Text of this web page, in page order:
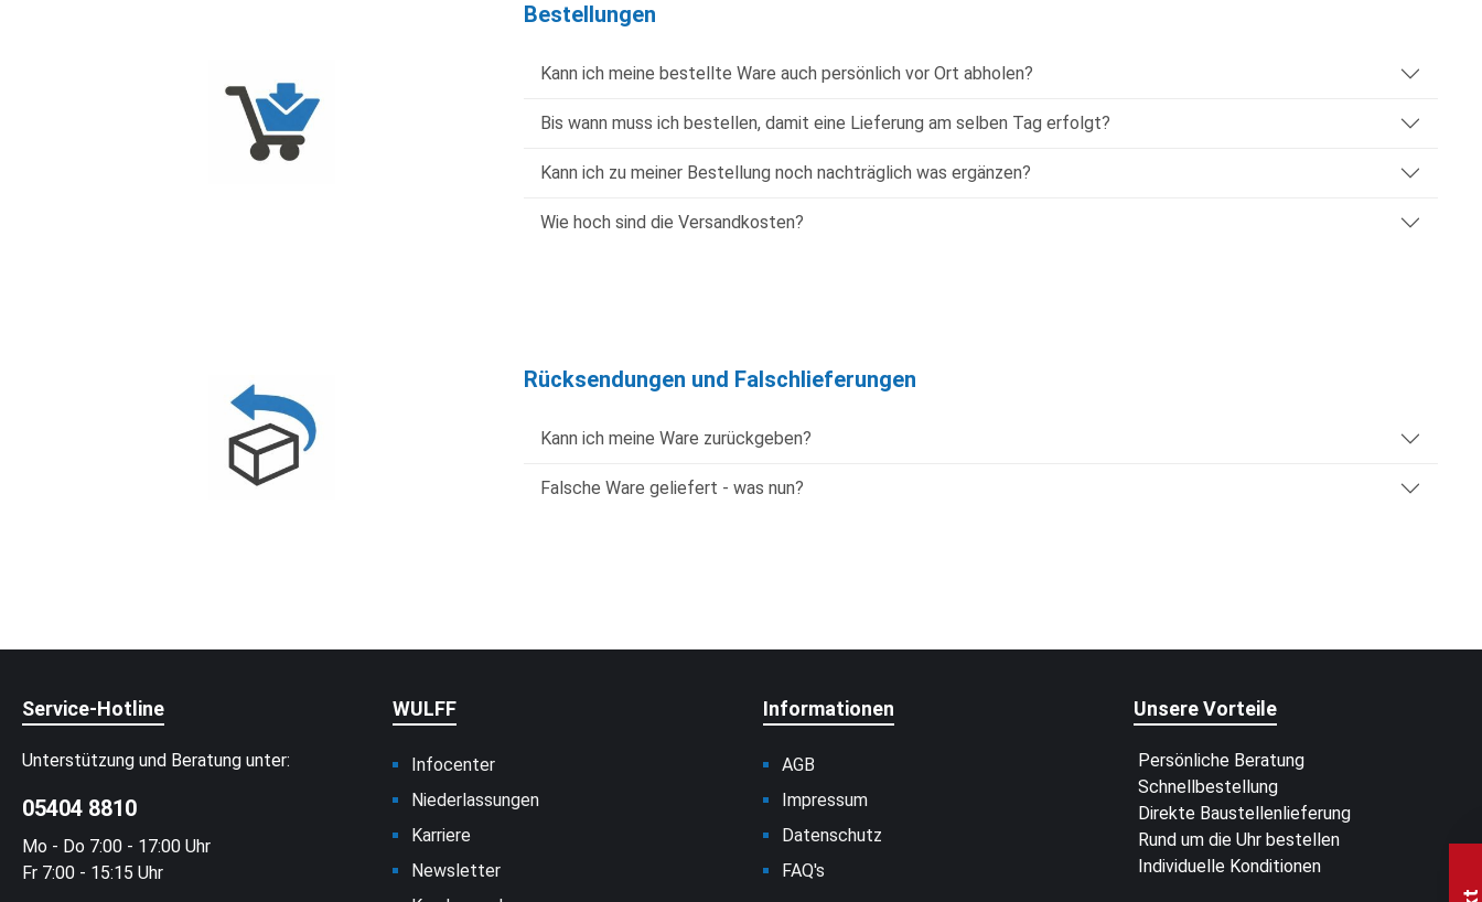
Bestellungen
Kann ich meine bestellte Ware auch persönlich vor Ort abholen?
Bis wann muss ich bestellen, damit eine Lieferung am selben Tag erfolgt?
Kann ich zu meiner Bestellung noch nachträglich was ergänzen?
Wie hoch sind die Versandkosten?
Rücksendungen und Falschlieferungen
Kann ich meine Ware zurückgeben?
Falsche Ware geliefert - was nun?
Service-Hotline
Unterstützung und Beratung unter:
05404 8810
Mo - Do 7:00 - 17:00 Uhr
Fr 7:00 - 15:15 Uhr
WULFF
Infocenter
Niederlassungen
Karriere
Newsletter
Informationen
AGB
Impressum
Datenschutz
FAQ's
Unsere Vorteile
Persönliche Beratung
Schnellbestellung
Direkte Baustellenlieferung
Rund um die Uhr bestellen
Individuelle Konditionen